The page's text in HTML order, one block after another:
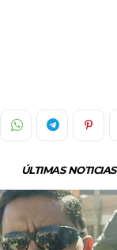
ÚLTIMAS NOTICIAS